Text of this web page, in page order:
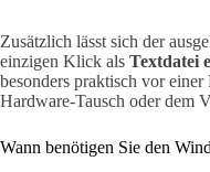
Zusätzlich lässt sich der
einzigen Klick als Textdatei
besonders praktisch vor
Hardware-Tausch oder dem
Wann benötigen Sie den